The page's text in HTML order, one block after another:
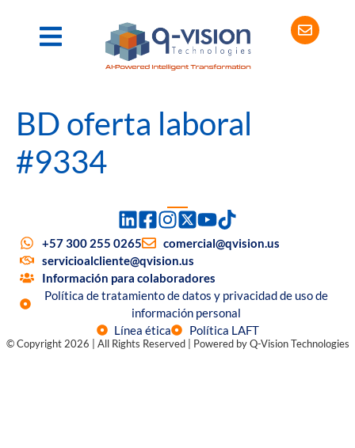
BD oferta laboral
#9334
+57 300 255 0265
comercial@qvision.us
servicioalcliente@qvision.us
Información para colaboradores
Política de tratamiento de datos y privacidad de uso de
información personal
Línea ética
Política LAFT
© Copyright 2026 | All Rights Reserved | Powered by Q-Vision Technologies